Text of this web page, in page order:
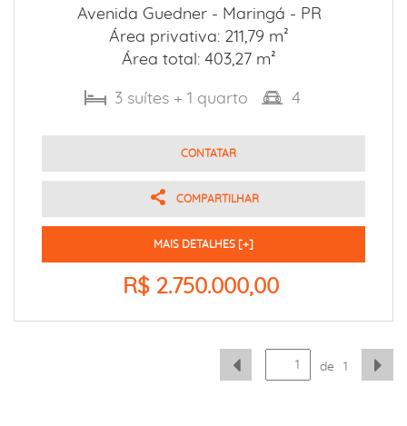
Avenida Guedner - Maringá - PR
Área privativa: 211,79 m²
Área total: 403,27 m²
3 suítes+ 1 quarto 4
CONTATAR
COMPARTILHAR
MAIS DETALHES [+]
R$ 2.750.000,00
de 1